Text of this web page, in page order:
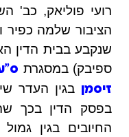
רועי פוליאק, כב'
הציבור שלמה כפיר
שנקבע בבית הדין
ספיבק) במסגרת
זיסמן
בגין העדר
בפסק הדין בכך
החיובים בגין